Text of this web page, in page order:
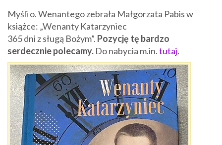
Myśli o. Wenantego zebrała Małgorzata Pabis w
książce: „Wenanty Katarzyniec
365 dni z sługą Bożym”. Pozycję tę bardzo
serdecznie polecamy. Do nabycia m.in.tutaj.